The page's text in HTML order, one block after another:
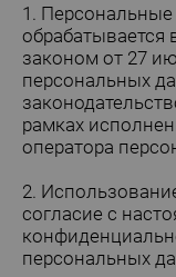
1.
обрабатывается
законом от 27
персональных
рамках
оператора
2.
согласие с
персональных